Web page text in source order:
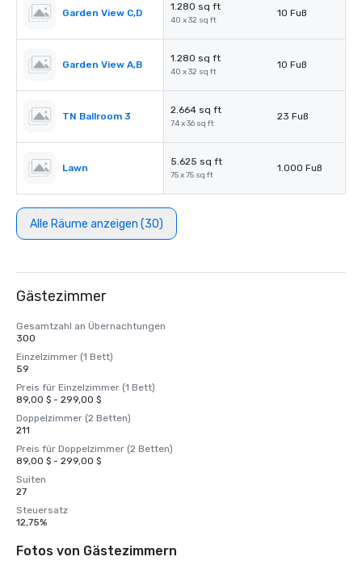
Garden View C,D
1.280 sq ft
40 x 32 sq ft
10 Fuß
Garden View A,B
1.280 sq ft
40 x 32 sq ft
10 Fuß
TN Ballroom 3
2.664 sq ft
74 x 36 sq ft
23 Fuß
Lawn
5.625 sq ft
75 x 75 sq ft
1.000 Fuß
Alle Räume anzeigen (30)
Gästezimmer
Gesamtzahl an Übernachtungen
300
Einzelzimmer (1 Bett)
59
Preis für Einzelzimmer (1 Bett)
89,00 $ - 299,00 $
Doppelzimmer (2 Betten)
211
Preis für Doppelzimmer (2 Betten)
89,00 $ - 299,00 $
Suiten
27
Steuersatz
12,75%
Fotos von Gästezimmern